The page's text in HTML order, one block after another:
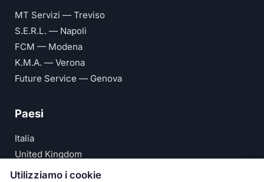
MT Servizi — Treviso
S.E.R.L. — Napoli
FCM — Modena
K.M.A. — Verona
Future Service — Genova
Paesi
Italia
United Kingdom
Deutschland
Utilizziamo i cookie